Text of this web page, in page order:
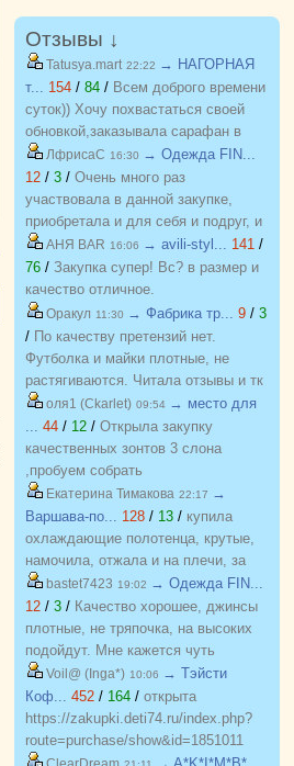
было))
Отзывы ↓
Tatusya.mart 22:22 → НАГОРНАЯ
т... 154 / 84 / Всем доброго времени
суток)) Хочу похвастаться своей
обновкой,заказывала сарафан в
закупке (Нагорная трикотаж) и
осталась в полном восторге от
качества)) Соответствие
размерности и качество Выше
всяких похвал))
ЛфрисаС 16:30 → Одежда FIN...
12 / 3 / Очень много раз
участвовала в данной закупке,
приобретала и для себя и подруг, и
джинсы, и джемпера, и платья, и
блузки, вещи качественные,
соответствуют размеру и
описанию, организатор умничка
всегда оперативно отвечает, с
удовольствием буду участвовать
еще!
АНЯ BAR 16:06 → avili-styl... 141 /
76 / Закупка супер! Вс? в размер и
качество отличное.
Оракул 11:30 → Фабрика тр... 9 / 3
/ По качеству претензий нет.
Футболка и майки плотные, не
растягиваются. Читала отзывы и тк
люблю не в облипку вещи, на свой
46р-р заказала все вещи 48, все
равно получилось в облипку, и на
мой взгляд на рост 165-168
женский, у меня 173 мне
коротковато, но ношу все вещи с
юбками не заправляя.
оля1 (Ckarlet) 09:54 → место для
... 44 / 12 / Открыла закупку
качественных зонтов 3 слона
,пробуем собрать
https://zakupki.deti74.ru/index.php?
route=purchase/show&id=1851321
Екатерина Тимакова 22:17 →
Варшава-по... 128 / 13 / купила
охлаждающие полотенца, крутые,
намочила, отжала и на плечи, за
счет сетчатого переплетения при
малейшем дуновении ветерка идет
приятное охлаждение. Мне очень
понравилось, рекомендую.
Отличные полотенца, мяконькие,
хорошо впитывают. Спасибо за
подарочек и что получилось учесть
пожелания по цвету!!! Отличный
организатор, всегда поможет с
bastet7423 19:02 → Одежда FIN...
12 / 3 / Качество хорошее, джинсы
плотные, не тряпочка, на высоких
подойдут. Мне кажется чуть
маломерят, для определения с
размером заказывала на вб. Мне 31
размер подошел на об 94, есть
небольшой запас, в талии чуть
ушила. В 30 тоже наверное влезла
Voil@ (Inga*) 10:06 → Тэйсти
Коф... 452 / 164 / открыта
https://zakupki.deti74.ru/index.php?
route=purchase/show&id=1851011